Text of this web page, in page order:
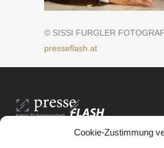
Cookie-Zustimmung
© SISSI FURGLER
presseflash.at
PresseFlash e.U.